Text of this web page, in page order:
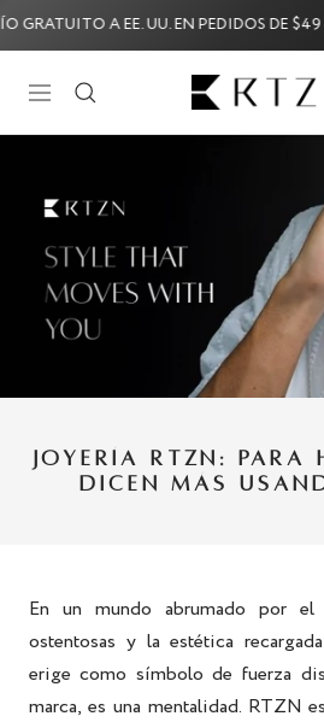
Saltar
A EE. UU. EN PEDIDOS DE $49 O
Navigación RTZN
Try it Risk-Free:
JOYERÍA RTZN: PARA
DICEN MÁS
En un mundo abrumado por el
ostentosas y la estética
erige como símbolo de fuerza
marca, es una mentalidad. RTZN